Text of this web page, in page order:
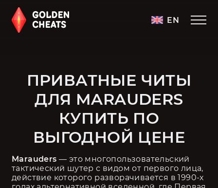
EN
ПРИВАТНЫЕ ЧИТЫ
ДЛЯ MARAUDERS
КУПИТЬ ПО
ВЫГОДНОЙ ЦЕНЕ
Marauders — это многопользовательский
тактический шутер с видом от первого лица,
действие которого разворачивается в 1990-х